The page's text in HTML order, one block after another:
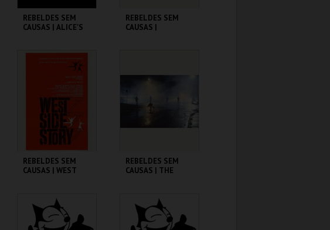
REBELDES SEM
CAUSAS | ALICE'S
CINEMATECA
COMPRAR
REBELDES SEM
CAUSAS |
REBELDES SEM
CAUSAS | WEST
CINEMATECA
REBELDES SEM
CAUSAS | THE
CINEMATECA